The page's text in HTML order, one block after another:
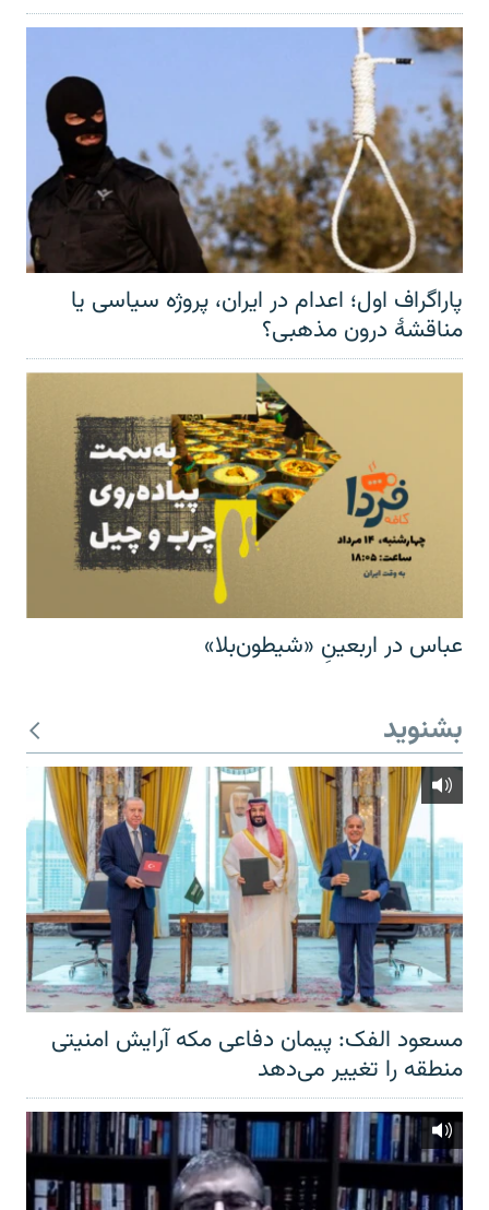
پاراگراف اول؛ اعدام در ایران، پروژه سیاسی یا
مناقشهٔ درون مذهبی؟
عباس در اربعینِ «شیطون‌بلا»
بشنوید
مسعود الفک: پیمان دفاعی مکه آرایش امنیتی
منطقه را تغییر می‌دهد